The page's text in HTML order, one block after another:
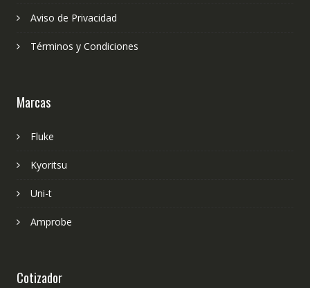
Aviso de Privacidad
Términos y Condiciones
Marcas
Fluke
Kyoritsu
Uni-t
Amprobe
Cotizador